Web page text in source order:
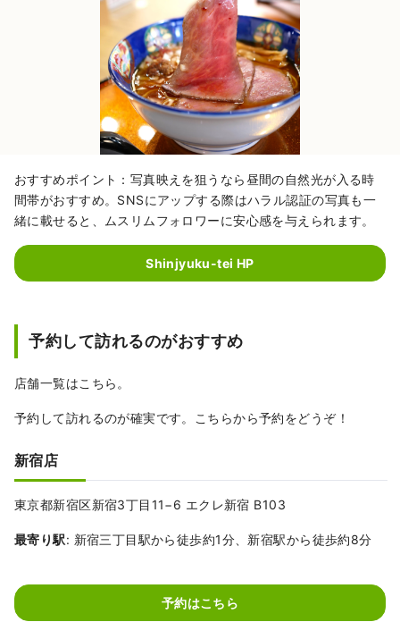
おすすめポイント：写真映えを狙うなら昼間の自然光が入る時
間帯がおすすめ。SNSにアップする際はハラル認証の写真も一
緒に載せると、ムスリムフォロワーに安心感を与えられます。
Shinjyuku-tei HP
予約して訪れるのがおすすめ
店舗一覧はこちら。
予約して訪れるのが確実です。こちらから予約をどうぞ！
新宿店
東京都新宿区新宿3丁目11−6 エクレ新宿 B103
最寄り駅: 新宿三丁目駅から徒歩約1分、新宿駅から徒歩約8分
予約はこちら